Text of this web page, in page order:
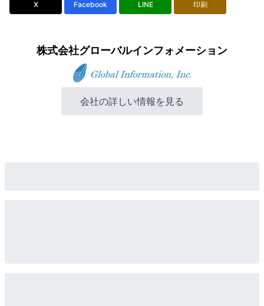
X Facebook LINE 印刷
株式会社グローバルインフォメーション
会社の詳しい情報を見る